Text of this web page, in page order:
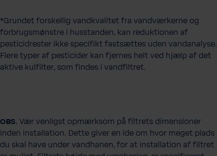
*Grundet forskellig vandkvalitet fra vandværkerne og
forbrugsmønstre i husstanden, kan reduktionen af
pesticidrester ikke specifikt fastsættes uden vandanalyse.
Flere typer af pesticider kan fjernes helt ved hjælp af det
aktive kulfilter, som findes i vandfiltret.
OBS. Vær venligst opmærksom på filtrets dimensioner
inden installation. Dette giver en ide om hvor meget plads
du skal have under vandhanen, for at installation af filtret